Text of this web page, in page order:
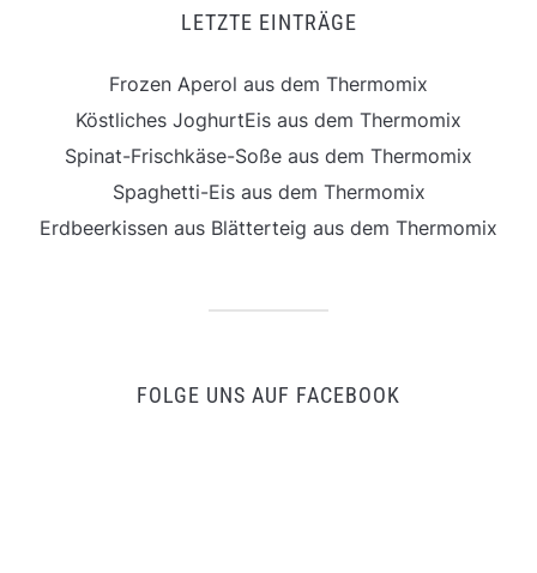
LETZTE EINTRÄGE
Frozen Aperol aus dem Thermomix
Köstliches JoghurtEis aus dem Thermomix
Spinat-Frischkäse-Soße aus dem Thermomix
Spaghetti-Eis aus dem Thermomix
Erdbeerkissen aus Blätterteig aus dem Thermomix
FOLGE UNS AUF FACEBOOK